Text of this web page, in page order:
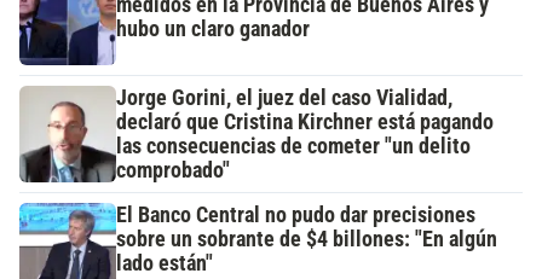
hubo un claro ganador
Jorge Gorini, el juez del caso Vialidad,
declaró que Cristina Kirchner está pagando
las consecuencias de cometer "un delito
comprobado"
El Banco Central no pudo dar precisiones
sobre un sobrante de $4 billones: "En algún
lado están"